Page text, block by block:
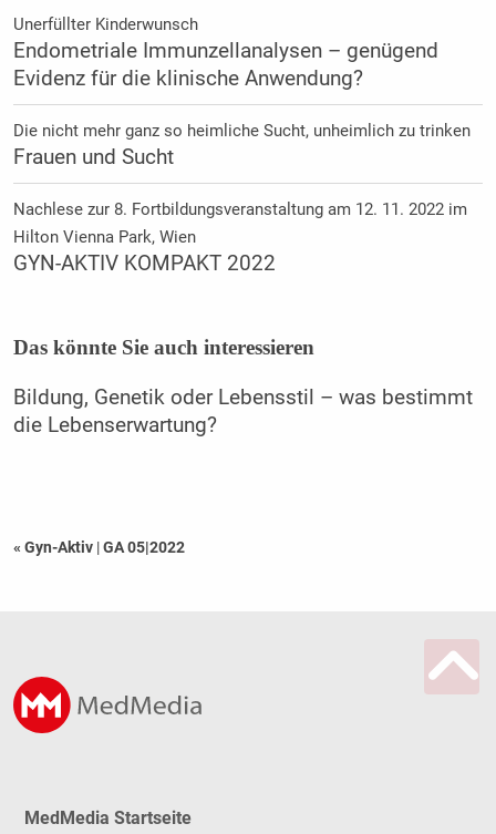
Unerfüllter Kinderwunsch
Endometriale Immunzellanalysen – genügend
Evidenz für die klinische Anwendung?
Die nicht mehr ganz so heimliche Sucht, unheimlich zu trinken
Frauen und Sucht
Nachlese zur 8. Fortbildungsveranstaltung am 12. 11. 2022 im
Hilton Vienna Park, Wien
GYN-AKTIV KOMPAKT 2022
Das könnte Sie auch interessieren
Bildung, Genetik oder Lebensstil – was bestimmt
die Lebenserwartung?
« Gyn-Aktiv |GA 05|2022
MedMedia Startseite